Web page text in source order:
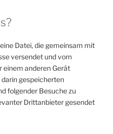
Datei, die gemeinsam mit
versendet und vom
einem anderen Gerät
gespeicherten
folgender Besuche zu
Drittanbieter gesendet